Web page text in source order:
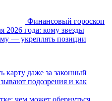
Финансовый гороскоп
2026 года: кому звезды
— укреплять позиции
карту даже за законный
подозрения и как